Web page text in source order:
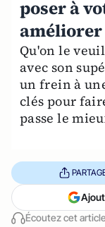
poser à
Qu'on le
avec son
un frein à
clés pour
passe le
Écoutez cet